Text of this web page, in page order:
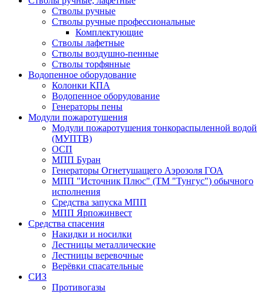
Стволы ручные
Стволы ручные профессиональные
Комплектующие
Стволы лафетные
Стволы воздушно-пенные
Стволы торфянные
Водопенное оборудование
Колонки КПА
Водопенное оборудование
Генераторы пены
Модули пожаротушения
Модули пожаротушения тонкораспыленной водой
(МУПТВ)
ОСП
МПП Буран
Генераторы Огнетушащего Аэрозоля ГОА
МПП "Источник Плюс" (ТМ "Тунгус") обычного
исполнения
Средства запуска МПП
МПП Ярпожинвест
Средства спасения
Накидки и носилки
Лестницы металлические
Лестницы веревочные
Верёвки спасательные
СИЗ
Противогазы